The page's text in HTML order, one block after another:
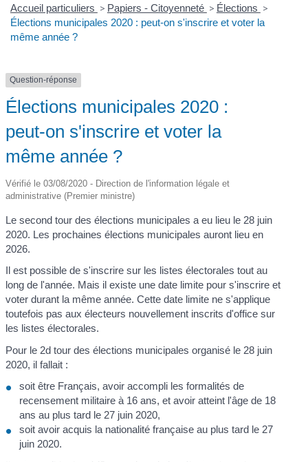
Accueil particuliers > Papiers - Citoyenneté > Élections >
Élections municipales 2020 : peut-on s'inscrire et voter la
même année ?
Question-réponse
Élections municipales 2020 :
peut-on s'inscrire et voter la
même année ?
Vérifié le 03/08/2020 - Direction de l'information légale et
administrative (Premier ministre)
Le second tour des élections municipales a eu lieu le 28 juin
2020. Les prochaines élections municipales auront lieu en
2026.
Il est possible de s'inscrire sur les listes électorales tout au
long de l'année. Mais il existe une date limite pour s'inscrire et
voter durant la même année. Cette date limite ne s'applique
toutefois pas aux électeurs nouvellement inscrits d'office sur
les listes électorales.
Pour le 2d tour des élections municipales organisé le 28 juin
2020, il fallait :
soit être Français, avoir accompli les formalités de
recensement militaire à 16 ans, et avoir atteint l'âge de 18
ans au plus tard le 27 juin 2020,
soit avoir acquis la nationalité française au plus tard le 27
juin 2020.